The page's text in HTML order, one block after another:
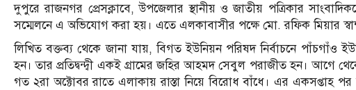
দুপুরে রাজনগর প্রেসক্লাবে, উপজেলার স্থানীয় ও জাতীয় পত্রিকার
সম্মেলনে এ অভিযোগ করা হয়। এতে এলকাবাসীর পক্ষে মো. রফিক মিয়ার
লিখিত বক্তব্য থেকে জানা যায়, বিগত ইউনিয়ন পরিষদ নির্বাচনে
হন। তার প্রতিদ্বন্দ্বী একই গ্রামের জহির আহমদ সেবুল পরাজীত হন। আগে
গত ২রা অক্টোবর রাতে এলাকায় রাস্তা নিয়ে বিরোধ বাঁধে। এর একসপ্তাহ